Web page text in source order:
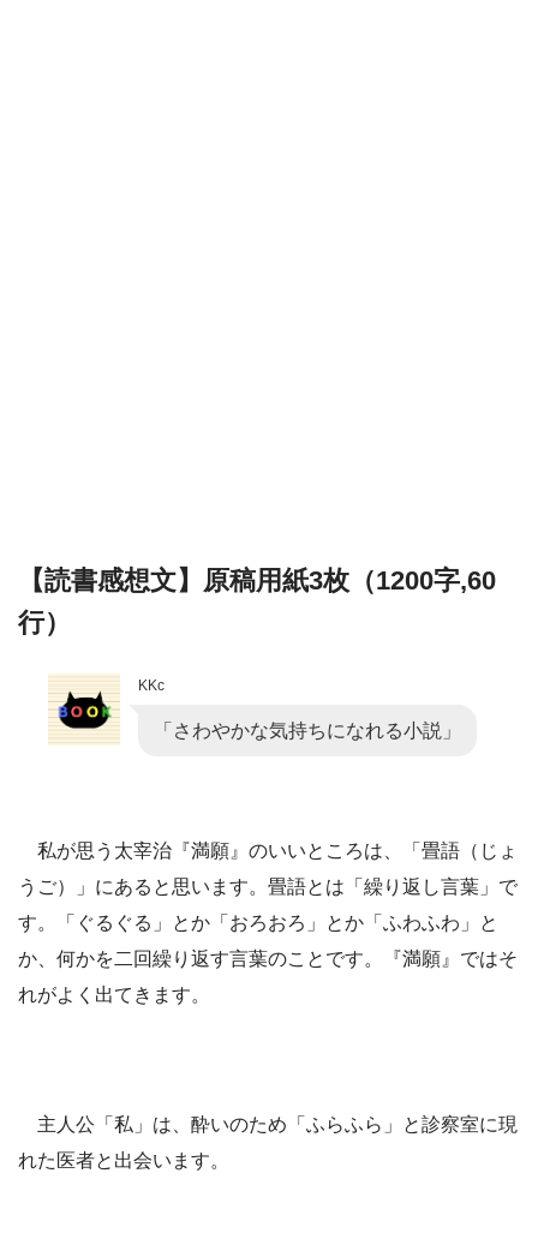
【読書感想文】原稿用紙3枚（1200字,60
行）
KKc
「さわやかな気持ちになれる小説」
私が思う太宰治『満願』のいいところは、「畳語（じょ
うご）」にあると思います。畳語とは「繰り返し言葉」で
す。「ぐるぐる」とか「おろおろ」とか「ふわふわ」と
か、何かを二回繰り返す言葉のことです。『満願』ではそ
れがよく出てきます。
主人公「私」は、酔いのため「ふらふら」と診察室に現
れた医者と出会います。